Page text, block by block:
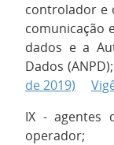
controlador e
comunicação
dados e a
Dados
de 2019)
IX - agentes
operador;